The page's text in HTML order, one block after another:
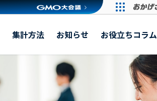
集計方法 お知らせ お役立ちコラム